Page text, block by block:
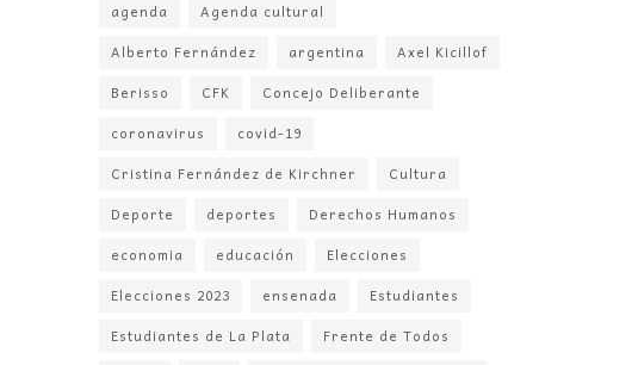
agenda
Agenda cultural
Alberto Fernández
argentina
Axel Kicillof
Berisso
CFK
Concejo Deliberante
coronavirus
covid-19
Cristina Fernández de Kirchner
Cultura
Deporte
deportes
Derechos Humanos
economia
educación
Elecciones
Elecciones 2023
ensenada
Estudiantes
Estudiantes de La Plata
Frente de Todos